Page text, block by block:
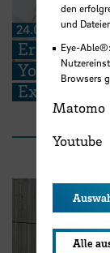
24.07.2026
Erfolg in
Young
den
und
Eye-
Browsers
Matomo
Youtube
Alle